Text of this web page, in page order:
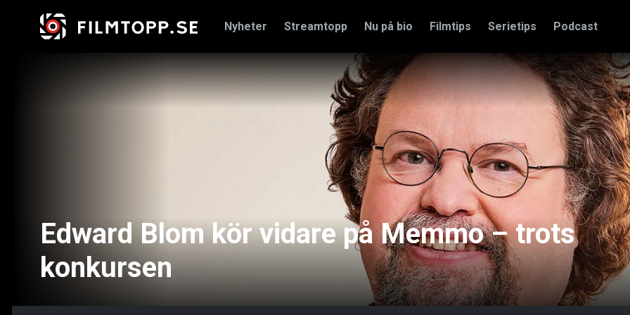
Nyheter Streamtopp Nu på bio Filmtips Serietips Podcast
Edward Blom kör vidare på Memmo – trots
konkursen